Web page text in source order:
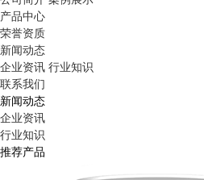
产品中心
荣誉资质
新闻动态
企业资讯 行业知识
联系我们
新闻动态
企业资讯
行业知识
推荐产品